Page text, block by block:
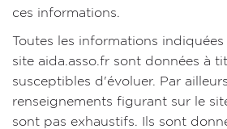
ces informations.
Toutes les informations indiquées
site aida.asso.fr sont données à
susceptibles d'évoluer. Par
renseignements figurant sur le
sont pas exhaustifs. Ils sont